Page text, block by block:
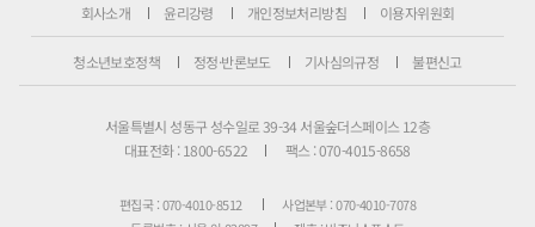
회사소개 윤리강령 개인정보처리방침 이용자위원회
청소년보호정책 정정·반론보도 기사심의규정 불편신고
서울특별시 성동구 성수일로 39-34 서울숲더스페이스 12층
대표전화 : 1800-6522
팩스 : 070-4015-8658
편집국 : 070-4010-8512
사업본부 : 070-4010-7078